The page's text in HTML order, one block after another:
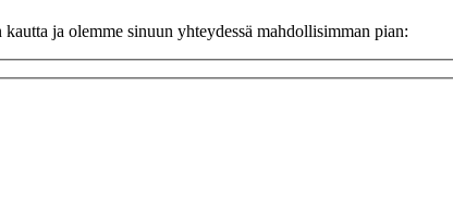
ja olemme sinuun yhteydessä mahdollisimman pian: